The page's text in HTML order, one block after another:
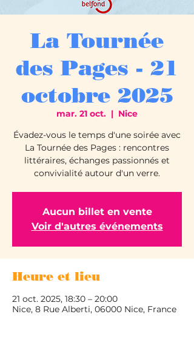
La Tournée
des Pages - 21
octobre 2025
mar. 21 oct.
  |
Nice
Évadez-vous le temps d'une soirée avec
La Tournée des Pages : rencontres
littéraires, échanges passionnés et
convivialité autour d'un verre.
Aucun billet en vente
Voir d'autres événements
Heure et lieu
21 oct. 2025, 18:30 – 20:00
Nice, 8 Rue Alberti, 06000 Nice, France